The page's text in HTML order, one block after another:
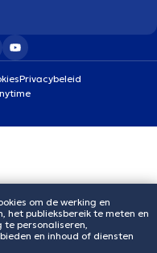
Privacybeleid
om de werking en
het publieksbereik te meten en
te personaliseren,
en inhoud of diensten